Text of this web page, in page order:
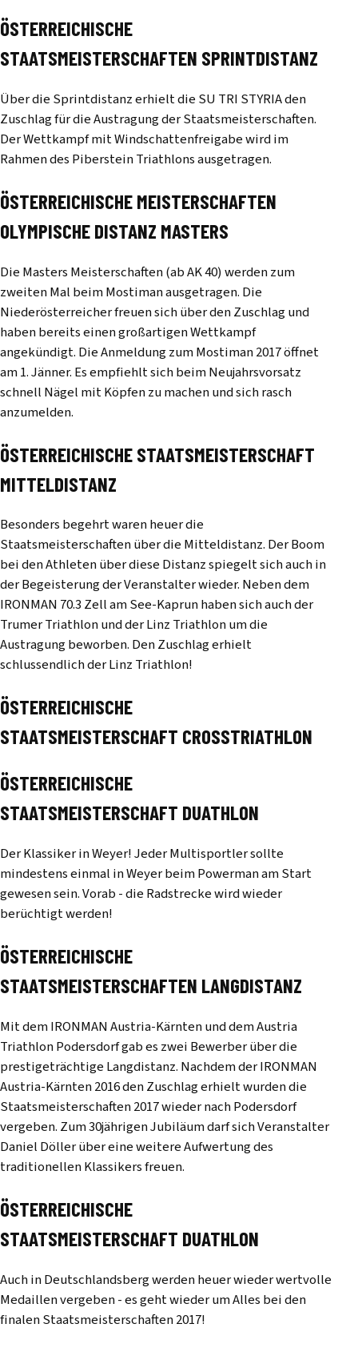
ÖSTERREICHISCHE
STAATSMEISTERSCHAFTEN SPRINTDISTANZ
Über die Sprintdistanz erhielt die SU TRI STYRIA den
Zuschlag für die Austragung der Staatsmeisterschaften.
Der Wettkampf mit Windschattenfreigabe wird im
Rahmen des Piberstein Triathlons ausgetragen.
ÖSTERREICHISCHE MEISTERSCHAFTEN
OLYMPISCHE DISTANZ MASTERS
Die Masters Meisterschaften (ab AK 40) werden zum
zweiten Mal beim Mostiman ausgetragen. Die
Niederösterreicher freuen sich über den Zuschlag und
haben bereits einen großartigen Wettkampf
angekündigt. Die Anmeldung zum Mostiman 2017 öffnet
am 1. Jänner. Es empfiehlt sich beim Neujahrsvorsatz
schnell Nägel mit Köpfen zu machen und sich rasch
anzumelden.
ÖSTERREICHISCHE STAATSMEISTERSCHAFT
MITTELDISTANZ
Besonders begehrt waren heuer die
Staatsmeisterschaften über die Mitteldistanz. Der Boom
bei den Athleten über diese Distanz spiegelt sich auch in
der Begeisterung der Veranstalter wieder. Neben dem
IRONMAN 70.3 Zell am See-Kaprun haben sich auch der
Trumer Triathlon und der Linz Triathlon um die
Austragung beworben. Den Zuschlag erhielt
schlussendlich der Linz Triathlon!
ÖSTERREICHISCHE
STAATSMEISTERSCHAFT CROSSTRIATHLON
ÖSTERREICHISCHE
STAATSMEISTERSCHAFT DUATHLON
Der Klassiker in Weyer! Jeder Multisportler sollte
mindestens einmal in Weyer beim Powerman am Start
gewesen sein. Vorab - die Radstrecke wird wieder
berüchtigt werden!
ÖSTERREICHISCHE
STAATSMEISTERSCHAFTEN LANGDISTANZ
Mit dem IRONMAN Austria-Kärnten und dem Austria
Triathlon Podersdorf gab es zwei Bewerber über die
prestigeträchtige Langdistanz. Nachdem der IRONMAN
Austria-Kärnten 2016 den Zuschlag erhielt wurden die
Staatsmeisterschaften 2017 wieder nach Podersdorf
vergeben. Zum 30jährigen Jubiläum darf sich Veranstalter
Daniel Döller über eine weitere Aufwertung des
traditionellen Klassikers freuen.
ÖSTERREICHISCHE
STAATSMEISTERSCHAFT DUATHLON
Auch in Deutschlandsberg werden heuer wieder wertvolle
Medaillen vergeben - es geht wieder um Alles bei den
finalen Staatsmeisterschaften 2017!